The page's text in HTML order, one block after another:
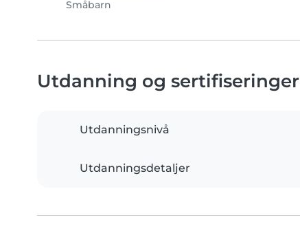
Småbarn
Utdanning og sertifiseringer
Utdanningsnivå
Utdanningsdetaljer